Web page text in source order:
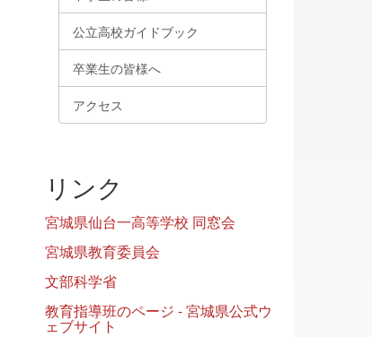
公立高校ガイドブック
卒業生の皆様へ
アクセス
リンク
宮城県仙台一高等学校 同窓会
宮城県教育委員会
文部科学省
教育指導班のページ - 宮城県公式ウ
ェブサイト